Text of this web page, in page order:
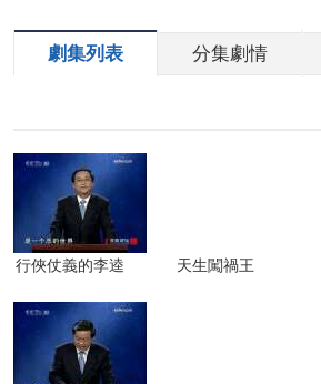
劇集列表 分集劇情
行俠仗義的李逵 天生闖禍王